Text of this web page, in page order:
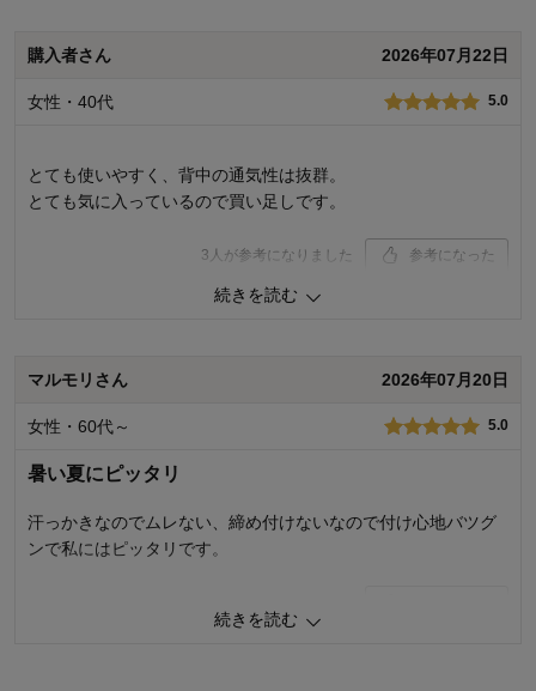
購入者さん 2026年07月22日
女性・40代 5.0
とても使いやすく、背中の通気性は抜群。
とても気に入っているので買い足しです。
3 人が参考になりました 参考になった
お気に入りポイント：
続きを読む
マルモリさん 2026年07月20日
女性・60代～ 5.0
暑い夏にピッタリ
汗っかきなのでムレない、締め付けないなので付け心地バツグ
ンで私にはピッタリです。
続きを読む